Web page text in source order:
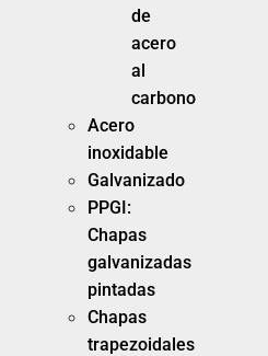
de
acero
al
carbono
Acero
inoxidable
Galvanizado
PPGI:
Chapas
galvanizadas
pintadas
Chapas
trapezoidales